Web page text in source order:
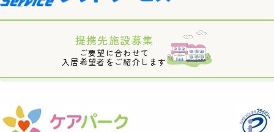
提携先施設募集
ご要望に合わせて
入居希望者をご紹介します